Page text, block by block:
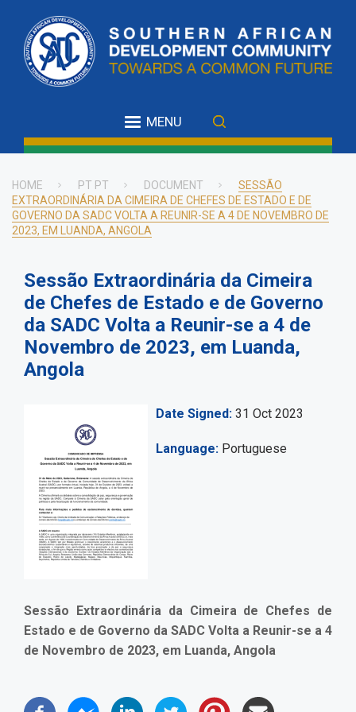
main
content
MENU
Breadcrumb
HOME PT PT DOCUMENT
SESSÃO
EXTRAORDINÁRIA DA CIMEIRA DE CHEFES DE ESTADO E DE
GOVERNO DA SADC VOLTA A REUNIR-SE A 4 DE NOVEMBRO DE
2023, EM LUANDA, ANGOLA
Sessão Extraordinária da Cimeira
de Chefes de Estado e de Governo
da SADC Volta a Reunir-se a 4 de
Novembro de 2023, em Luanda,
Angola
Date Signed 31 Oct 2023
Language Portuguese
Sessão Extraordinária da Cimeira de Chefes de
Estado e de Governo da SADC Volta a Reunir-se a 4
de Novembro de 2023, em Luanda, Angola